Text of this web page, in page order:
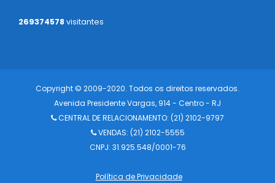
269374578visitantes
Copyright © 2009-2020. Todos os direitos reservados.
Avenida Presidente Vargas, 914 - Centro - RJ
CENTRAL DE RELACIONAMENTO: (21) 2102-9797
VENDAS: (21) 2102-5555
CNPJ: 31.925.548/0001-76
Política de Privacidade